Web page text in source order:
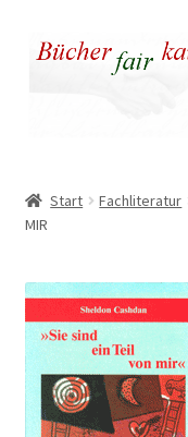
Zur
Navigation
Zum
Inhalt
Kasse
Warenkorb
Warum fair kaufen
Start Fachliteratur
MIR